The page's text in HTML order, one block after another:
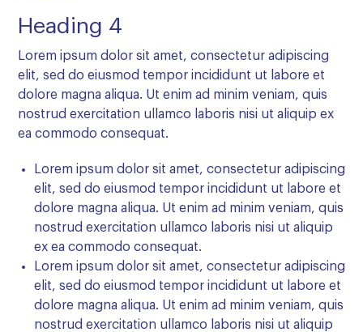
Heading 4
Lorem ipsum dolor sit amet, consectetur adipiscing
elit, sed do eiusmod tempor incididunt ut labore et
dolore magna aliqua. Ut enim ad minim veniam, quis
nostrud exercitation ullamco laboris nisi ut aliquip ex
ea commodo consequat.
Lorem ipsum dolor sit amet, consectetur adipiscing
elit, sed do eiusmod tempor incididunt ut labore et
dolore magna aliqua. Ut enim ad minim veniam, quis
nostrud exercitation ullamco laboris nisi ut aliquip
ex ea commodo consequat.
Lorem ipsum dolor sit amet, consectetur adipiscing
elit, sed do eiusmod tempor incididunt ut labore et
dolore magna aliqua. Ut enim ad minim veniam, quis
nostrud exercitation ullamco laboris nisi ut aliquip